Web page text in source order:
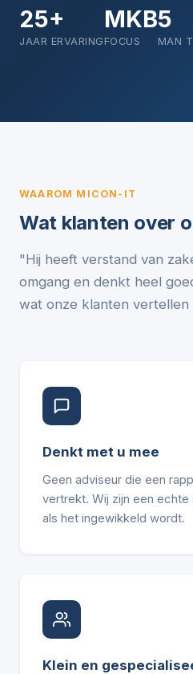
25+
JAAR ERVARING
MKB
FOCUS
5
MAN
WAAROM MICON-IT
Wat klanten over
"Hij heeft verstand van
omgang en denkt heel
wat onze klanten vertellen
Denkt met u mee
Geen adviseur die een
vertrekt. Wij zijn een
als het ingewikkeld wordt.
Klein en